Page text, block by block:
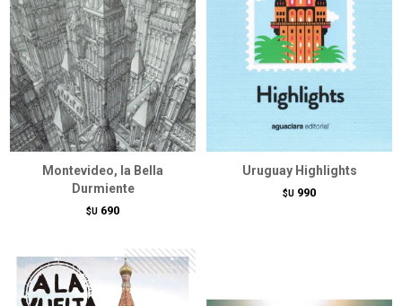
Montevideo, la Bella
Durmiente
$U 690
Uruguay Highlights
$U 990